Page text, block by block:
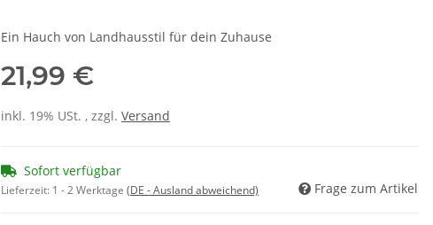
Ein Hauch von Landhausstil für dein Zuhause
21,99 €
inkl. 19% USt. , zzgl. Versand
Sofort verfügbar
Lieferzeit: 1 - 2 Werktage (DE - Ausland abweichend) Frage zum Artikel